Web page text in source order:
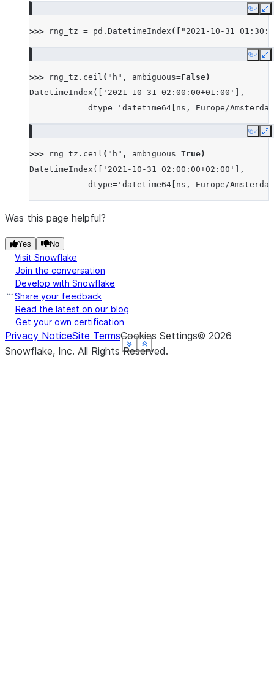
Show less
See more
Show less
See more
Copy
>>> rng_tz = pd . DatetimeIndex ([ "2021-10-31
Show less
See more
Copy
>>> rng_tz . ceil ( "h" , ambiguous=False)
DatetimeIndex(['2021-10-31 02:00:00+01:00'],
dtype='datetime64[ns, Europe/
Show less
See more
Copy
>>> rng_tz . ceil ( "h" , ambiguous=True)
DatetimeIndex(['2021-10-31 02:00:00+02:00'],
dtype='datetime64[ns, Europe/
Show less
See more
Was this page helpful?
Yes No
Visit Snowflake
Join the conversation
Develop with Snowflake
Share your feedback
Read the latest on our blog
Get your own certification
Privacy NoticeSite TermsCookies Settings© 2026
Snowflake, Inc. All Rights Reserved.